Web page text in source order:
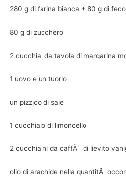
280 g di farina bianca + 80 g di
80 g di zucchero
2 cucchiai da tavola di margarina
1 uovo e un tuorlo
un pizzico di sale
1 cucchiaio di limoncello
2 cucchiaini da caffÃ¨ di lievito
olio di arachide nella quantitÃ